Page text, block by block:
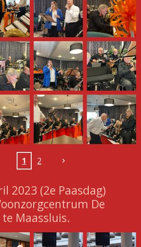
1 2
2023 (2e Paasdag)
De
Maassluis.